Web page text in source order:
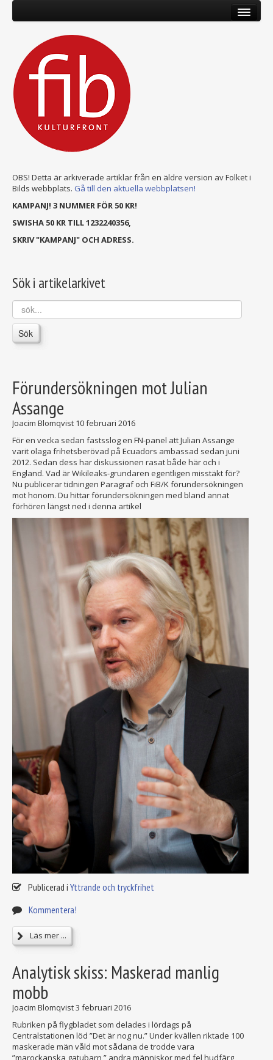
OBS! Detta är arkiverade artiklar från en äldre version av Folket i
Bilds webbplats. Gå till den aktuella webbplatsen!
KAMPANJ! 3 NUMMER FÖR 50 KR!
SWISHA 50 KR TILL 1232240356,
SKRIV "KAMPANJ" OCH ADRESS.
Sök i artikelarkivet
sök...
Sök
Förundersökningen mot Julian
Assange
Joacim Blomqvist 10 februari 2016
För en vecka sedan fastsslog en FN-panel att Julian Assange
varit olaga frihetsberövad på Ecuadors ambassad sedan juni
2012. Sedan dess har diskussionen rasat både här och i
England. Vad är Wikileaks-grundaren egentligen misstäkt för?
Nu publicerar tidningen Paragraf och FiB/K förundersökningen
mot honom. Du hittar förundersökningen med bland annat
förhören längst ned i denna artikel
Publicerad i Yttrande och tryckfrihet
Kommentera!
Läs mer ...
Analytisk skiss: Maskerad manlig
mobb
Joacim Blomqvist3 februari 2016
Rubriken på flygbladet som delades i lördags på
Centralstationen löd ”Det är nog nu.” Under kvällen riktade 100
maskerade män våld mot sådana de trodde vara
”marockanska gatubarn,” andra människor med fel hudfärg